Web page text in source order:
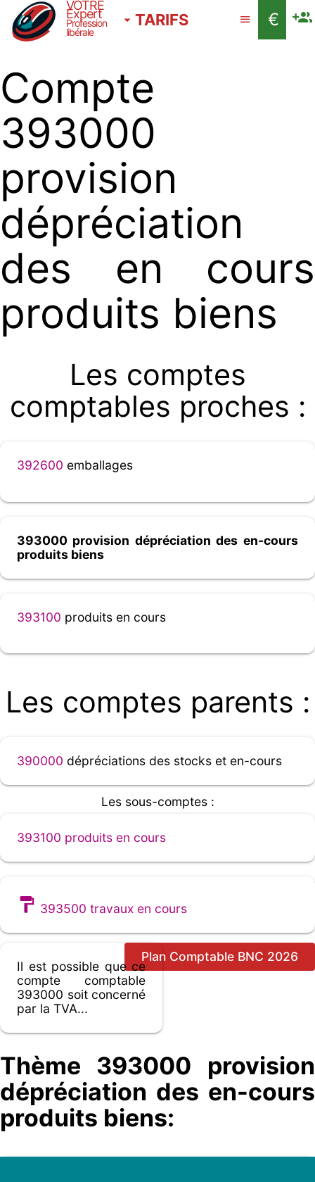
VOTRE
Expert
Profession
libérale
TARIFS €
Compte
393000
provision
dépréciation
des en cours
produits biens
Les comptes
comptables proches :
392600 emballages
393000 provision dépréciation des en-cours
produits biens
393100 produits en cours
Les comptes parents :
390000 dépréciations des stocks et en-cours
Les sous-comptes :
393100 produits en cours
393500 travaux en cours
Plan Comptable BNC 2026
Il est possible que ce
compte comptable
393000 soit concerné
par la TVA...
Thème 393000 provision
dépréciation des en-cours
produits biens: